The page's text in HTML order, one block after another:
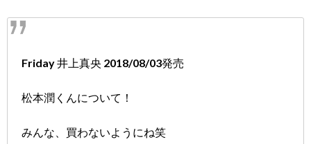
Friday 井上真央 2018/08/03発売
松本潤くんについて！
みんな、買わないようにね笑